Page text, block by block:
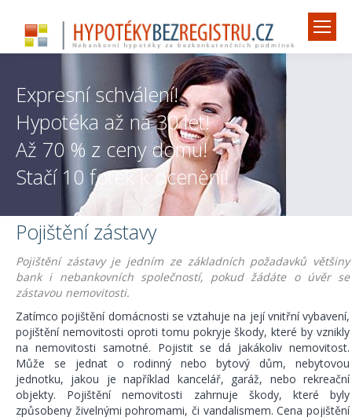
Expresní schválení!
Hypotéka až na 30 let!
Až 70 % z ceny domu!
Stačí 10 fotek k ocenění!
Pojištění zástavy
Pojištění zástavy je jedním ze základních požadavků většiny
bank i nebankovních společností, pokud žádáte o úvěr se
zástavou nemovitosti.
Zatímco pojištění domácnosti se vztahuje na její vnitřní vybavení,
pojištění nemovitosti oproti tomu pokryje škody, které by vznikly
na nemovitosti samotné. Pojistit se dá jakákoliv nemovitost.
Může se jednat o rodinný nebo bytový dům, nebytovou
jednotku, jakou je například kancelář, garáž, nebo rekreační
objekty. Pojištění nemovitosti zahrnuje škody, které byly
způsobeny živelnými pohromami, či vandalismem. Cena pojištění